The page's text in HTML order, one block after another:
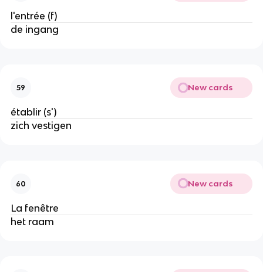
l'entrée (f)
de ingang
59 New cards
établir (s')
zich vestigen
60 New cards
La fenêtre
het raam